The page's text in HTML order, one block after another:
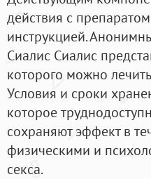
действия с
инструкцией.
Сиалис Сиалис
которого можно
Условия и сроки
которое
сохраняют эффект в
физическими и
секса.